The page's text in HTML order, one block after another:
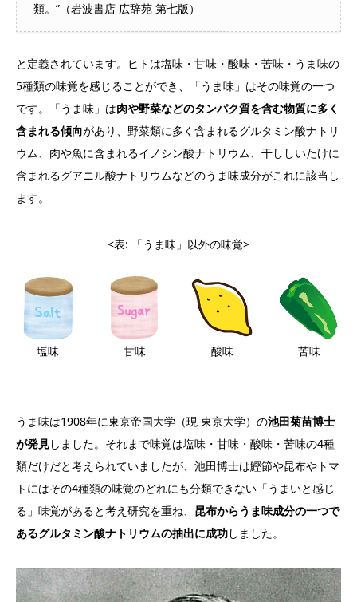
類。”（岩波書店 広辞苑 第七版）
と定義されています。ヒトは塩味・甘味・酸味・苦味・うま味の
5種類の味覚を感じることができ、「うま味」はその味覚の一つ
です。「うま味」は肉や野菜などのタンパク質を含む物質に多く
含まれる傾向があり、野菜類に多く含まれるグルタミン酸ナトリ
ウム、肉や魚に含まれるイノシン酸ナトリウム、干ししいたけに
含まれるグアニル酸ナトリウムなどのうま味成分がこれに該当し
ます。
<表: 「うま味」以外の味覚>
塩味 甘味 酸味 苦味
うま味は1908年に東京帝国大学（現 東京大学）の池田菊苗博士
が発見しました。それまで味覚は塩味・甘味・酸味・苦味の4種
類だけだと考えられていましたが、池田博士は鰹節や昆布やトマ
トにはその4種類の味覚のどれにも分類できない「うまいと感じ
る」味覚があると考え研究を重ね、 昆布からうま味成分の一つで
あるグルタミン酸ナトリウムの抽出に成功しました。